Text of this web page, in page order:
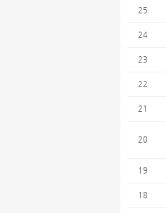
25
24
23
22
21
20
19
18